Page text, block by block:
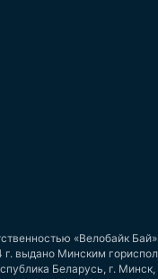
«Велобайк Бай»
выдано Минским
Беларусь, г. Минск,